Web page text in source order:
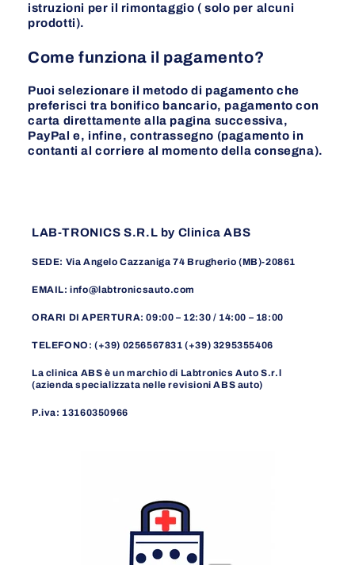
istruzioni per il rimontaggio ( solo per alcuni
prodotti).
Come funziona il pagamento?
Puoi selezionare il metodo di pagamento che
preferisci tra bonifico bancario, pagamento con
carta direttamente alla pagina successiva,
PayPal e, infine, contrassegno (pagamento in
contanti al corriere al momento della consegna).
LAB-TRONICS S.R.L by Clinica ABS
SEDE: Via Angelo Cazzaniga 74 Brugherio (MB)-20861
EMAIL: info@labtronicsauto.com
ORARI DI APERTURA: 09:00 – 12:30 / 14:00 – 18:00
TELEFONO: (+39) 0256567831 (+39) 3295355406
La clinica ABS è un marchio di Labtronics Auto S.r.l
(azienda specializzata nelle revisioni ABS auto)
P.iva: 13160350966